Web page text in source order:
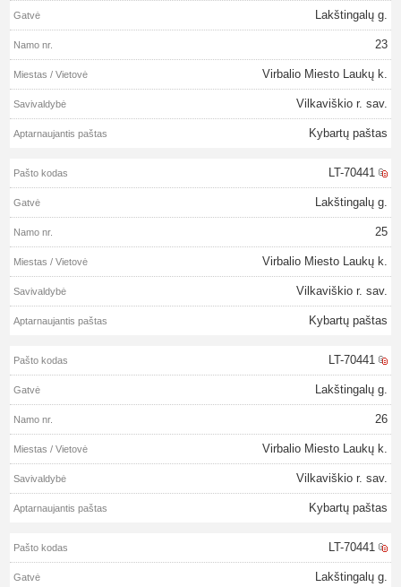
Lakštingalų g.
23
Virbalio Miesto Laukų k.
Vilkaviškio r. sav.
Kybartų paštas
LT-70441
Lakštingalų g.
25
Virbalio Miesto Laukų k.
Vilkaviškio r. sav.
Kybartų paštas
LT-70441
Lakštingalų g.
26
Virbalio Miesto Laukų k.
Vilkaviškio r. sav.
Kybartų paštas
LT-70441
Lakštingalų g.